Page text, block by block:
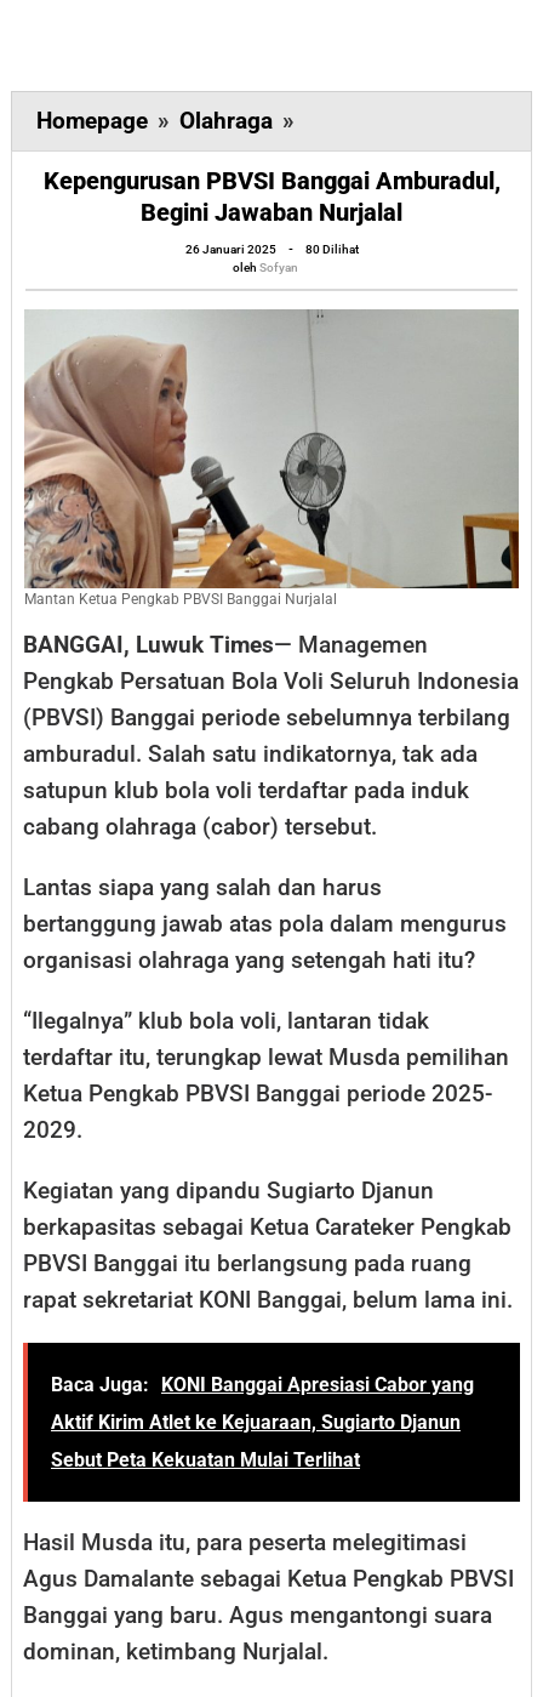
Homepage » Olahraga »
PBVSI
Banggai
Amburadul,
Begini
Jawaban
Nurjalal
Kepengurusan PBVSI Banggai Amburadul,
Begini Jawaban Nurjalal
26 Januari 2025
oleh
Sofyan
-
80 Dilihat
oleh Sofyan
Mantan Ketua Pengkab PBVSI Banggai Nurjalal
BANGGAI, Luwuk Times— Managemen
Pengkab Persatuan Bola Voli Seluruh Indonesia
(PBVSI) Banggai periode sebelumnya terbilang
amburadul. Salah satu indikatornya, tak ada
satupun klub bola voli terdaftar pada induk
cabang olahraga (cabor) tersebut.
Lantas siapa yang salah dan harus
bertanggung jawab atas pola dalam mengurus
organisasi olahraga yang setengah hati itu?
“Ilegalnya” klub bola voli, lantaran tidak
terdaftar itu, terungkap lewat Musda pemilihan
Ketua Pengkab PBVSI Banggai periode 2025-
2029.
Kegiatan yang dipandu Sugiarto Djanun
berkapasitas sebagai Ketua Carateker Pengkab
PBVSI Banggai itu berlangsung pada ruang
rapat sekretariat KONI Banggai, belum lama ini.
Baca Juga:
KONI Banggai Apresiasi Cabor yang
Aktif Kirim Atlet ke Kejuaraan, Sugiarto Djanun
Sebut Peta Kekuatan Mulai Terlihat
Hasil Musda itu, para peserta melegitimasi
Agus Damalante sebagai Ketua Pengkab PBVSI
Banggai yang baru. Agus mengantongi suara
dominan, ketimbang Nurjalal.